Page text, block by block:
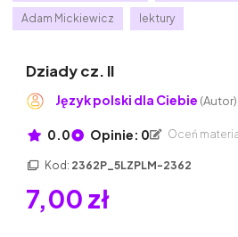
Adam Mickiewicz lektury
Dziady cz. II
Język polski dla Ciebie (Autor)
0.0 Opinie: 0 Oceń
Kod: 2362P_5LZPLM-2362
7,00 zł